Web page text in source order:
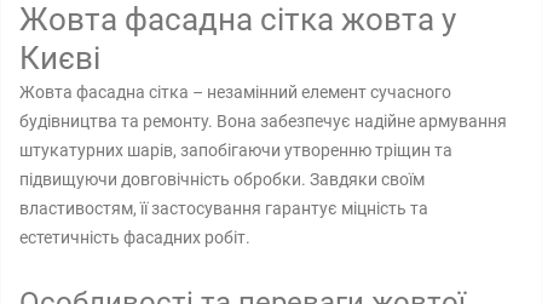
Жовта фасадна сітка жовта у
Києві
Жовта фасадна сітка – незамінний елемент сучасного
будівництва та ремонту. Вона забезпечує надійне армування
штукатурних шарів, запобігаючи утворенню тріщин та
підвищуючи довговічність обробки. Завдяки своїм
властивостям, її застосування гарантує міцність та
естетичність фасадних робіт.